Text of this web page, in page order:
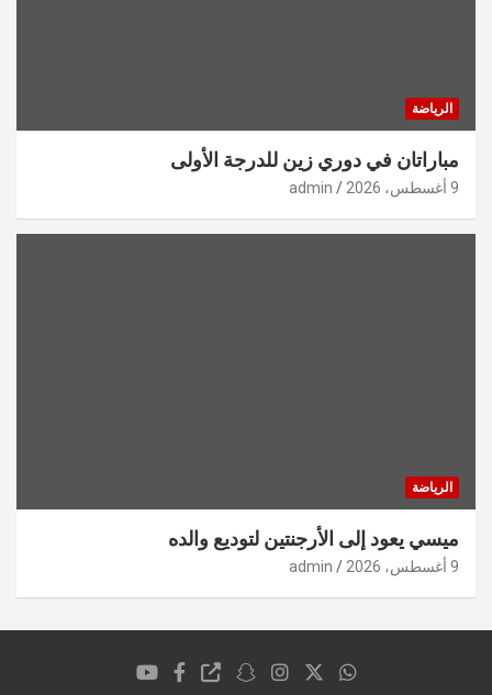
الرياضة
مباراتان في دوري زين للدرجة الأولى
9 أغسطس، 2026 admin
الرياضة
ميسي يعود إلى الأرجنتين لتوديع والده
9 أغسطس، 2026 admin